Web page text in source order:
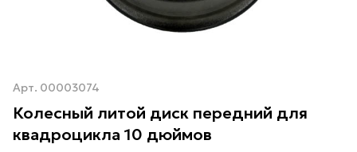
Арт. 00003074
Колесный литой диск передний для
квадроцикла 10 дюймов